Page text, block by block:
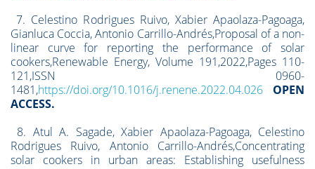
7. Celestino Rodrigues Ruivo, Xabier Apaolaza-Pagoaga,
Gianluca Coccia, Antonio Carrillo-Andrés,Proposal of a non-
linear curve for reporting the performance of solar
cookers,Renewable Energy, Volume 191,2022,Pages 110-
121,ISSN 0960-
1481,https://doi.org/10.1016/j.renene.2022.04.026
OPEN
ACCESS.
8. Atul A. Sagade, Xabier Apaolaza-Pagoaga, Celestino
Rodrigues Ruivo, Antonio Carrillo-Andrés,Concentrating
solar cookers in urban areas: Establishing usefulness